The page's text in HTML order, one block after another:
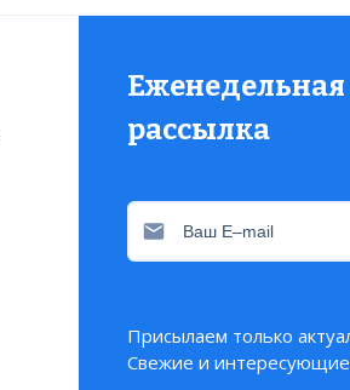
Еженедельная
рассылка
Присылаем только
Свежие и интересующие